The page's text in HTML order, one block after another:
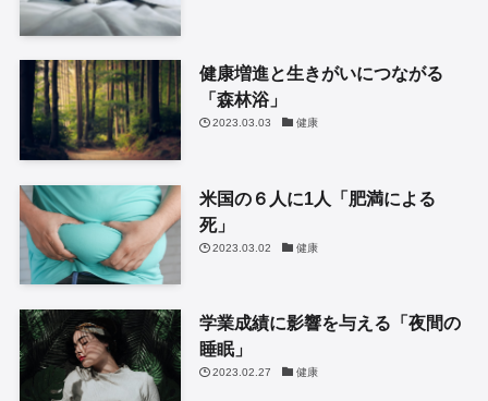
健康増進と生きがいにつながる
「森林浴」
2023.03.03 健康
米国の６人に1人「肥満による
死」
2023.03.02 健康
学業成績に影響を与える「夜間の
睡眠」
2023.02.27 健康